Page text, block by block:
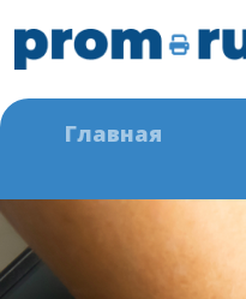
Главная